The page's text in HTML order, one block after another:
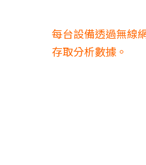
每台設備透過無線
存取分析數據。